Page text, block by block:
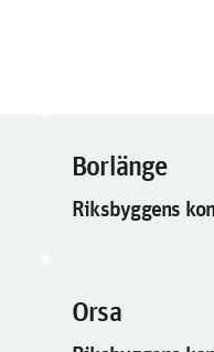
Borlänge
Riksbyggens
Orsa